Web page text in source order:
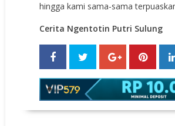
hingga kami sama-sama
Cerita Ngentotin Putri Sulung